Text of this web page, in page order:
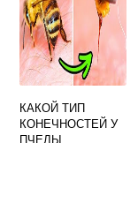
КАКОЙ ТИП
КОНЕЧНОСТЕЙ У
ПЧЕЛЫ